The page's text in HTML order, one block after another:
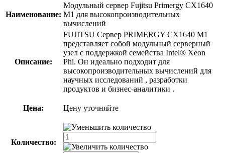
Наименование:
Модульный сервер Fujitsu Primergy CX1640
M1 для высокопроизводительных
вычислений
Описание:
FUJITSU Сервер PRIMERGY CX1640 M1
представляет собой модульный серверный
узел с поддержкой семейства Intel® Xeon
Phi. Он идеально подходит для
высокопроизводительных вычислений для
научных исследований , разработки
продуктов и бизнес-аналитики .
Цена: Цену уточняйте
Количество: